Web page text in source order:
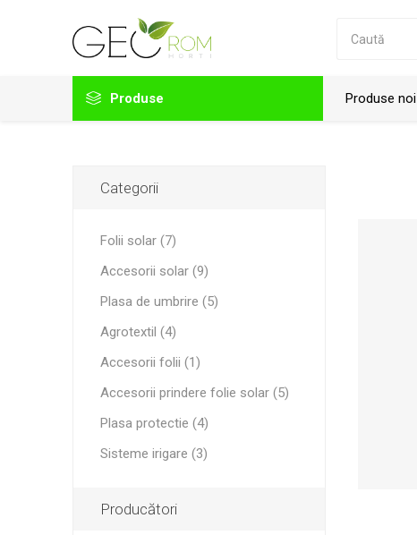
Produse
Accesorii folii
Accesorii prindere folie solar
Accesorii solar
Plasa de umbrire
Plasa protectie
Produse noi
Plastika Kritis
Categorii
Folii solar (7)
Accesorii solar (9)
Plasa de umbrire (5)
Agrotextil (4)
Accesorii folii (1)
Accesorii prindere folie solar (5)
Plasa protectie (4)
Sisteme irigare (3)
Producători